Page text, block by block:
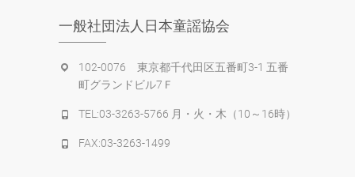
一般社団法人日本童謡協会
102-0076 東京都千代田区五番町3-1 五番
町グランドビル7Ｆ
TEL:03-3263-5766 月・火・木（10～16時）
FAX:03-3263-1499